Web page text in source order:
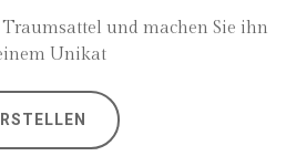
und machen Sie ihn
Unikat